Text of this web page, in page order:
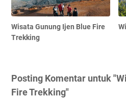
Wisata Gunung Ijen Blue Fire
Trekking
Posting Komentar untuk
Fire Trekking"